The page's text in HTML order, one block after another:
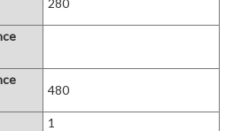
280
480
1